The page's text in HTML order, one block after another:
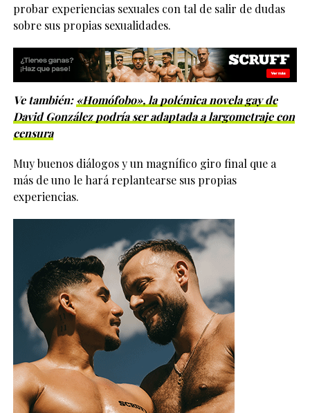
probar experiencias sexuales con tal de salir de dudas
sobre sus propias sexualidades.
Ve también:«Homófobo», la polémica novela gay de
David González podría ser adaptada a largometraje con
censura
Muy buenos diálogos y un magnífico giro final que a
más de uno le hará replantearse sus propias
experiencias.